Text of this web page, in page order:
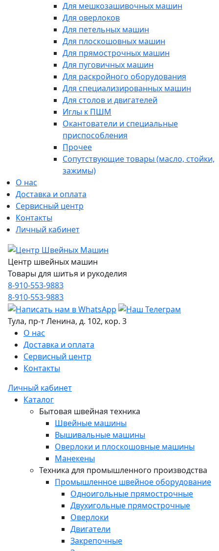
Для мешкозашивочных машин
Для оверлоков
Для петельных машин
Для плоскошовных машин
Для прямострочных машин
Для пуговичных машин
Для раскройного оборудования
Для специализированных машин
Для столов и двигателей
Иглы к ПШМ
Окантователи и специальные
приспособления
Прочее
Сопутствующие товары (масло, стойки,
зажимы)
О нас
Доставка и оплата
Сервисный центр
Контакты
Личный кабинет
Центр швейных машин
Товары для шитья и рукоделия
8-910-553-9883
8-910-553-9883
Тула, пр-т Ленина, д. 102, кор. 3
О нас
Доставка и оплата
Сервисный центр
Контакты
Личный кабинет
Каталог
Бытовая швейная техника
Швейные машины
Вышивальные машины
Оверлоки и плоскошовные машины
Манекены
Техника для промышленного производства
Промышленное швейное оборудование
Одноигольные прямострочные
Двухигольные прямострочные
Оверлоки
Двигатели
Закрепочные